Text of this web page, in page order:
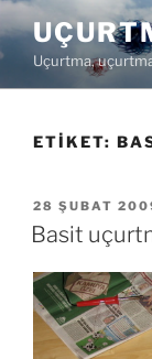
İçeriğe
geç
Uçurtma,
ETIKET:
YAYIM
TARIHI
28 ŞUBAT
Basit